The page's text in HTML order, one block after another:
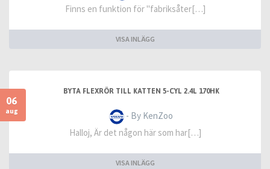
Finns en funktion för "fabriksåter[…]
VISA INLÄGG
06
aug
BYTA FLEXRÖR TILL KATTEN 5-CYL 2.4L 170HK
- By KenZoo
Halloj, Är det någon här som har[…]
VISA INLÄGG